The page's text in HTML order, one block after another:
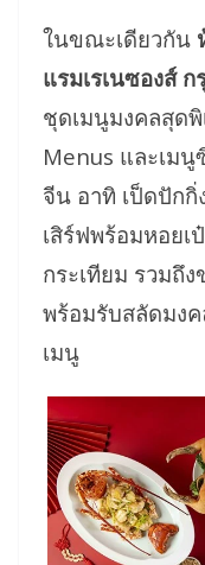
ในขณะเดียวกัน
แรมเรเนซองส์
ชุดเมนูมงคลสุด
Menus และเมนู
จีน อาทิ เป็ดปัก
เสิร์ฟพร้อมหอย
กระเทียม รวมถึ
พร้อมรับสลัดมงค
เมนู